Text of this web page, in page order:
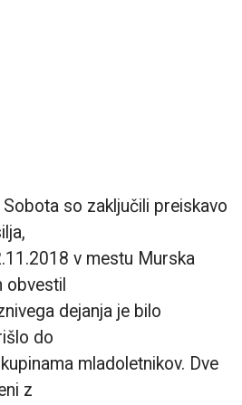
so zaključili preiskavo
v mestu Murska
obvestil
dejanja je bilo
do
mladoletnikov. Dve
z